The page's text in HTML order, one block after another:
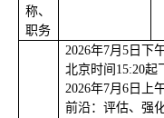
称、
职务
2026年7月 5日下
北京时间 15:20起
2026年7月 6日上
前沿：评估、强